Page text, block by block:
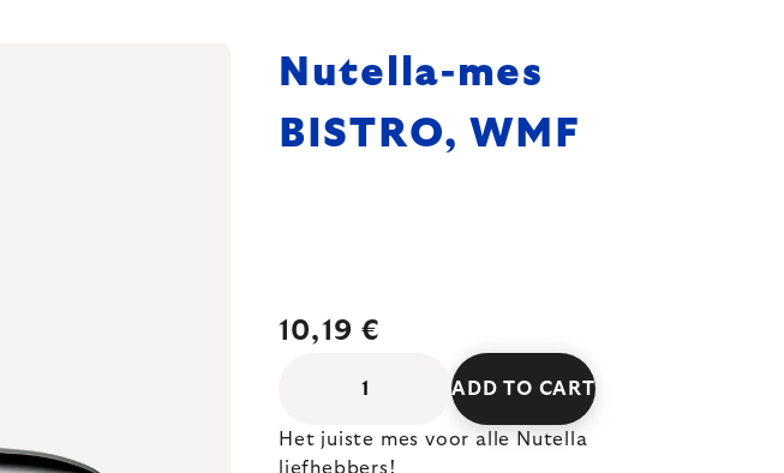
Nutella-mes
BISTRO, WMF
10,19 €
ADD TO CART
Het juiste mes voor alle Nutella
liefhebbers!